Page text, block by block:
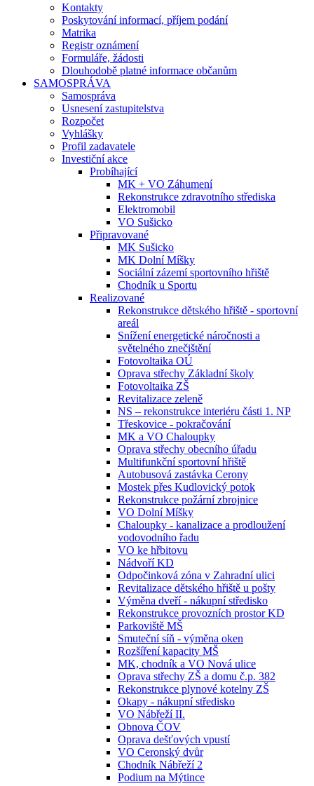
Kontakty
Poskytování informací, příjem podání
Matrika
Registr oznámení
Formuláře, žádosti
Dlouhodobě platné informace občanům
SAMOSPRÁVA
Samospráva
Usnesení zastupitelstva
Rozpočet
Vyhlášky
Profil zadavatele
Investiční akce
Probíhající
MK + VO Záhumení
Rekonstrukce zdravotního střediska
Elektromobil
VO Sušicko
Připravované
MK Sušicko
MK Dolní Míšky
Sociální zázemí sportovního hřiště
Chodník u Sportu
Realizované
Rekonstrukce dětského hřiště - sportovní
areál
Snížení energetické náročnosti a
světelného znečištění
Fotovoltaika OÚ
Oprava střechy Základní školy
Fotovoltaika ZŠ
Revitalizace zeleně
NS – rekonstrukce interiéru části 1. NP
Třeskovice - pokračování
MK a VO Chaloupky
Oprava střechy obecního úřadu
Multifunkční sportovní hřiště
Autobusová zastávka Cerony
Mostek přes Kudlovický potok
Rekonstrukce požární zbrojnice
VO Dolní Míšky
Chaloupky - kanalizace a prodloužení
vodovodního řadu
VO ke hřbitovu
Nádvoří KD
Odpočinková zóna v Zahradní ulici
Revitalizace dětského hřiště u pošty
Výměna dveří - nákupní středisko
Rekonstrukce provozních prostor KD
Parkoviště MŠ
Smuteční síň - výměna oken
Rozšíření kapacity MŠ
MK, chodník a VO Nová ulice
Oprava střechy ZŠ a domu č.p. 382
Rekonstrukce plynové kotelny ZŠ
Okapy - nákupní středisko
VO Nábřeží II.
Obnova ČOV
Oprava dešťových vpustí
VO Ceronský dvůr
Chodník Nábřeží 2
Podium na Mýtince